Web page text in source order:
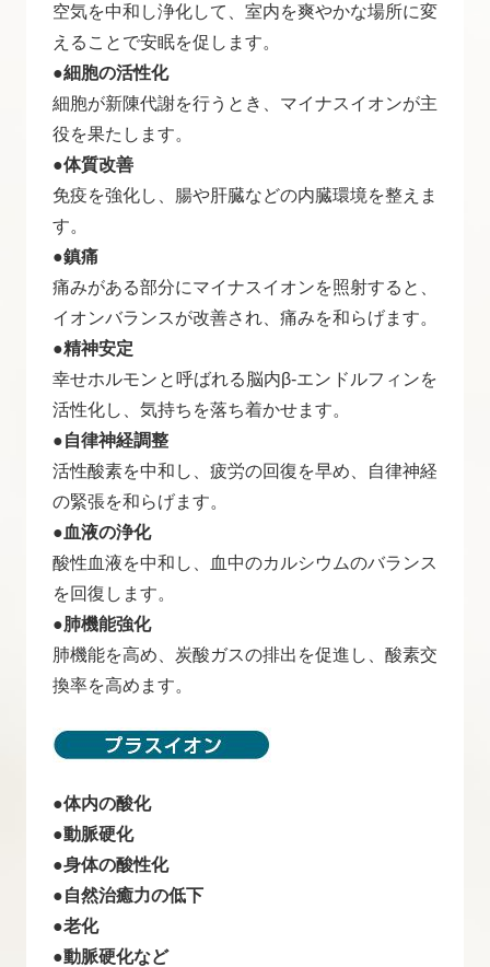
空気を中和し浄化して、室内を爽やかな場所に変
えることで安眠を促します。
●細胞の活性化
細胞が新陳代謝を行うとき、マイナスイオンが主
役を果たします。
●体質改善
免疫を強化し、腸や肝臓などの内臓環境を整えま
す。
●鎮痛
痛みがある部分にマイナスイオンを照射すると、
イオンバランスが改善され、痛みを和らげます。
●精神安定
幸せホルモンと呼ばれる脳内β-エンドルフィンを
活性化し、気持ちを落ち着かせます。
●自律神経調整
活性酸素を中和し、疲労の回復を早め、自律神経
の緊張を和らげます。
●血液の浄化
酸性血液を中和し、血中のカルシウムのバランス
を回復します。
●肺機能強化
肺機能を高め、炭酸ガスの排出を促進し、酸素交
換率を高めます。
●体内の酸化
●動脈硬化
●身体の酸性化
●自然治癒力の低下
●老化
●動脈硬化など